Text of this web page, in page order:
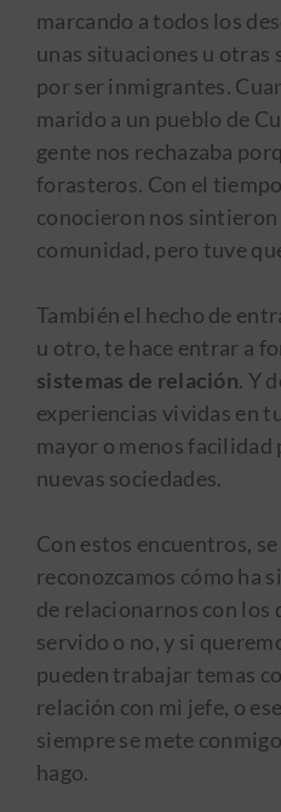
marcando a todos los
unas situaciones u otras
por ser inmigrantes.
marido a un pueblo de
gente nos rechazaba
forasteros. Con el
conocieron nos sintieron
comunidad, pero tuve
También el hecho de
u otro, te hace entrar a
sistemas de relación. Y
experiencias vividas en
mayor o menos facilidad
nuevas sociedades.
Con estos encuentros,
reconozcamos cómo ha
de relacionarnos con los
servido o no, y si
pueden trabajar temas
relación con mi jefe, o
siempre se mete
hago.